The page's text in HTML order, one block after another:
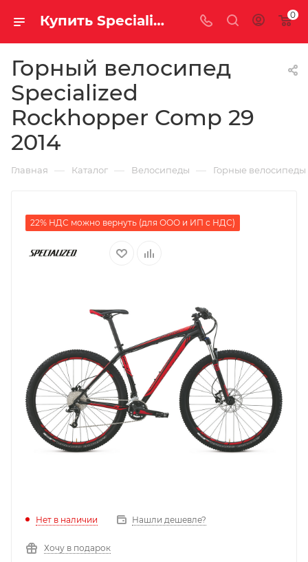
Купить Specialized Rockhopper Comp 29 2014 за рублей, а со скидкой 0
Горный велосипед
Specialized
Rockhopper Comp 29
2014
Главная — Каталог — Велосипеды — Горные велосипеды
22% НДС можно вернуть (для ООО и ИП с НДС)
Нет в наличии Нашли дешевле?
Хочу в подарок